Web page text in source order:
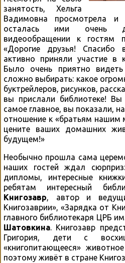
занятость, Хельга
Вадимовна просмотрела
осталась ими очень
видеообращении к гостям
«Дорогие друзья!
активно приняли участие в
Было очень приятно
сложно выбирать: какое
буктрейлеров, рисунков,
вы прислали библиотеке!
самое главное, вы показали,
отношение к «братьям нашим
цените ваших домашних
будущем!»
Необычно прошла сама
наших гостей ждал
дипломы, интересные
ребятам интересный
Книгозавр, автор и
Книгозаврии», «Зарядка от
главного библиотекаря ЦРБ
Шатовкина. Книгозавр
Григория, дети с
«книгопитающееся»
поэтому живёт в стране